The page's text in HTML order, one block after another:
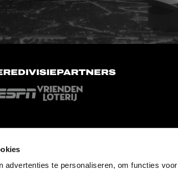
advertenties te personaliseren, om functies